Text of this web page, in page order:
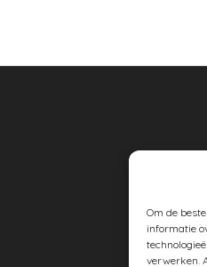
Om de
informatie
verwerken.